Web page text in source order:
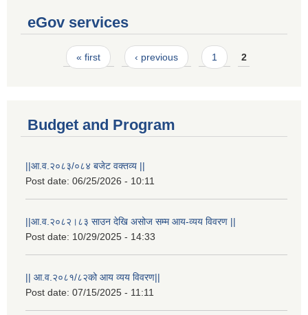
eGov services
Pages« first ‹ previous 1 2
Budget and Program
||आ.व.२०८३/०८४ बजेट वक्तव्य ||
Post date: 06/25/2026 - 10:11
||आ.व.२०८२।८३ साउन देखि असोज सम्म आय-व्यय विवरण ||
Post date: 10/29/2025 - 14:33
|| आ.व.२०८१/८२को आय व्यय विवरण||
Post date: 07/15/2025 - 11:11